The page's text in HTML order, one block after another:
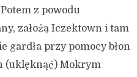
z powodu
założą Iczektown i tam
gardła przy pomocy błon
(uklęknąć) Mokrym